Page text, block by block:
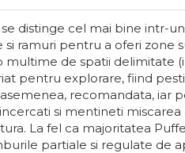
distinge cel mai bine intr-
si ramuri pentru a oferi zone
multime de spatii delimitate
pentru explorare, fiind
recomandata, iar
si mentineti
La fel ca majoritatea
partiale si regulate de